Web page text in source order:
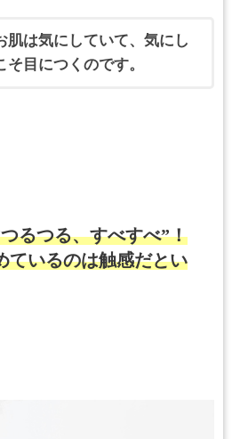
肌は気にしていて、気にし
そ目につくのです。
るつる、すべすべ”！
ているのは触感だとい